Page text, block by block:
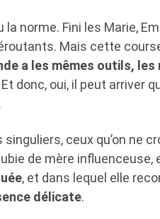
norme. Fini les Marie,
Mais cette
a les mêmes outils, les
Et donc, oui, il peut arriver
.
ceux qu’on ne
de mère influenceuse,
, et dans lequel elle
délicate.